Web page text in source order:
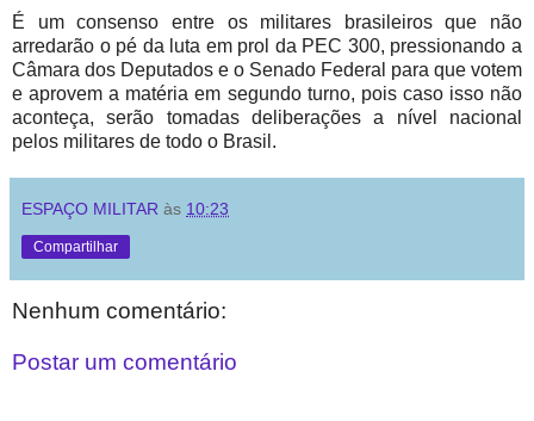
É um consenso entre os militares brasileiros que não
arredarão o pé da luta em prol da PEC 300, pressionando a
Câmara dos Deputados e o Senado Federal para que votem
e aprovem a matéria em segundo turno, pois caso isso não
aconteça, serão tomadas deliberações a nível nacional
pelos militares de todo o Brasil.
ESPAÇO MILITAR às 10:23
Compartilhar
Nenhum comentário:
Postar um comentário